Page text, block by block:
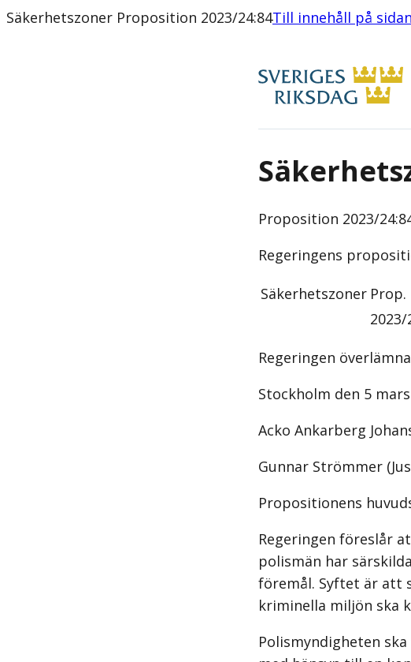
Säkerhetszoner Proposition 2023/24:84Till innehåll på sidan
Proposition 2023/
Regeringens
Säkerhetszoner Prop.
2023/
Regeringen
Stockholm den 5
Acko Ankarberg
Gunnar Strömmer
Propositionens
Regeringen föreslår
polismän har
föremål. Syftet är att
kriminella miljön ska
Polismyndigheten